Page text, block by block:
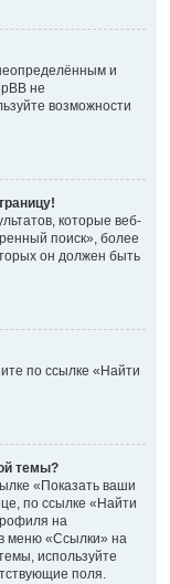
и
не
возможности
которые веб-
поиск», более
он должен быть
по ссылке «Найти
темы?
«Показать ваши
по ссылке «Найти
на
меню «Ссылки» на
используйте
поля.